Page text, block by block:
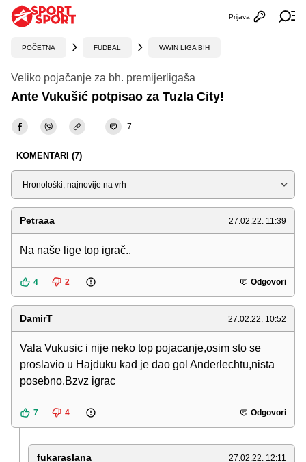
Otvori
Prijava
POČETNA FUDBAL WWIN LIGA BIH
Veliko pojačanje za bh. premijerligaša
Ante Vukušić potpisao za Tuzla City!
7
KOMENTARI (7)
Sortiraj
Petraaa 27.02.22. 11:39
Na naše lige top igrač..
4 2 Odgovori
DamirT 27.02.22. 10:52
Vala Vukusic i nije neko top pojacanje,osim sto se
proslavio u Hajduku kad je dao gol Anderlechtu,nista
posebno.Bzvz igrac
7 4 Odgovori
fukaraslana 27.02.22. 12:11